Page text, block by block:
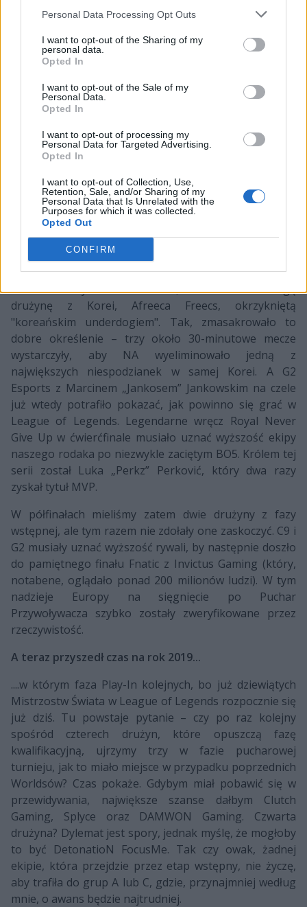
Personal Data Processing Opt Outs
I want to opt-out of the Sharing of my
personal data.
Opted In
I want to opt-out of the Sale of my
Personal Data.
Opted In
I want to opt-out of processing my
Personal Data for Targeted Advertising.
Opted In
I want to opt-out of Collection, Use,
Retention, Sale, and/or Sharing of my
Personal Data that Is Unrelated with the
Purposes for which it was collected.
Opted Out
CONFIRM
grupowej dotarło stamtąd Cloud9, EDward Gaming, G2
kolejny powtórzył się scenariusz z poprzednich
mistrzostw – G-Rex w swojej grupie nie miało nic do
powiedzenia, za to pozostała trójka miała, i to wiele –
wyeliminowała takie zespoły, jak Team Liquid, Flash
Wolves, Team Vitality czy Gen.G – ekipy, które w
rozgrywkach regionalnych wręcz błyszczały, a koniec
końców okazały się słabsze w fazie grupowej. I to
właśnie trójka z Play-Inów awansowała do play-offów.
A tam wcześniej wspomniany azjatycki pogrom, z
którego obronną ręką wyszło jedynie Invictus Gaming,
które (jak na złość) później zostało mistrzem świata. Ale
do rzeczy. Tutaj EDward Gaming zakończyło swoją
przygodę na ćwierćfinale, przegrywając z późniejszymi
finalistami – Fnatic. A w międzyczasie Cloud9, które było
trzecim amerykańskim seedem, zmasakrowało drugą
drużynę z Korei, Afreeca Freecs, okrzykniętą
"koreańskim underdogiem". Tak, zmasakrowało to
dobre określenie – trzy około 30-minutowe mecze
wystarczyły, aby NA wyeliminowało jedną z
największych niespodzianek w samej Korei. A G2
Esports z Marcinem „Jankosem” Jankowskim na czele
już wtedy potrafiło pokazać, jak powinno się grać w
League of Legends. Legendarne wręcz Royal Never
Give Up w ćwierćfinale musiało uznać wyższość ekipy
naszego rodaka po niezwykle zaciętym BO5. Królem tej
serii został Luka „Perkz” Perković, który dwa razy
zyskał tytuł MVP.
W półfinałach mieliśmy zatem dwie drużyny z fazy
wstępnej, ale tym razem nie zdołały one zaskoczyć. C9 i
G2 musiały uznać wyższość rywali, by następnie doszło
do pamiętnego finału Fnatic z Invictus Gaming (który,
notabene, oglądało ponad 200 milionów ludzi). W tym
nadzieje Europy na sięgnięcie po Puchar
Przywoływacza szybko zostały zweryfikowane przez
rzeczywistość.
A teraz przyszedł czas na rok 2019...
....w którym faza Play-In kolejnych, bo już dziewiątych
Mistrzostw Świata w League of Legends rozpocznie się
już dziś. Tu powstaje pytanie – czy po raz kolejny
spośród czterech drużyn, które opuszczą fazę
kwalifikacyjną, ujrzymy trzy w fazie pucharowej
turnieju, jak to miało miejsce w przypadku poprzednich
Worldsów? Czas pokaże. Gdybym miał pobawić się w
przewidywania, największe szanse dałbym Clutch
Gaming, Splyce oraz DAMWON Gaming. Czwarta
drużyna? Dylemat jest spory, jednak myślę, że mogłoby
to być DetonatioN FocusMe. Tak czy owak, żadnej
ekipie, która przejdzie przez etap wstępny, nie życzę,
aby trafiła do grup A lub C, gdzie, przynajmniej według
mnie, o awans będzie najtrudniej.